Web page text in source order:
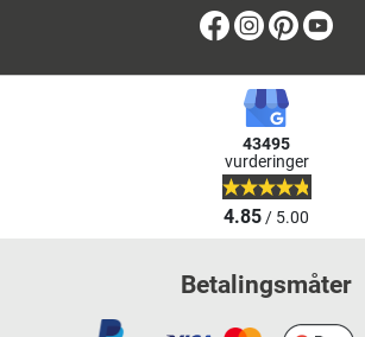
Facebook
Instagram
Pinterest
43495
vurderinger
4.85/ 5.00
Betalingsmåter